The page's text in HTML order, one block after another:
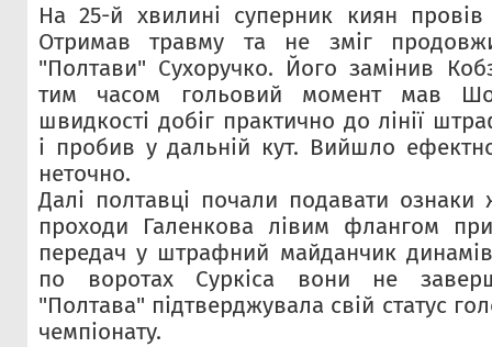
На 25-й хвилині суперник киян
Отримав травму та не зміг
"Полтави" Сухоручко. Його замінив
тим часом гольовий момент мав
швидкості добіг практично до лінії
і пробив у дальній кут. Вийшло
неточно.
Далі полтавці почали подавати ознаки
проходи Галенкова лівим флангом
передач у штрафний майданчик
по воротах Суркіса вони не
"Полтава" підтверджувала свій статус
чемпіонату.